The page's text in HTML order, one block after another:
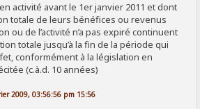
activité avant le 1er janvier 2011 et dont
totale de leurs bénéfices ou revenus
ou de l’activité n’a pas expiré continuent
totale jusqu’à la fin de la période qui
conformément à la législation en
(c.à.d. 10 années)
2009, 03:56:56 pm 15:56